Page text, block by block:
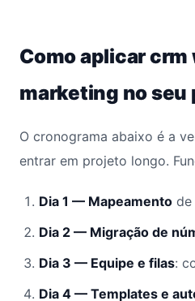
Como aplicar
marketing no seu
O cronograma abaixo é a
entrar em projeto longo.
Dia 1 — Mapeamento de
Dia 2 — Migração de
Dia 3 — Equipe e filas:
Dia 4 — Templates e